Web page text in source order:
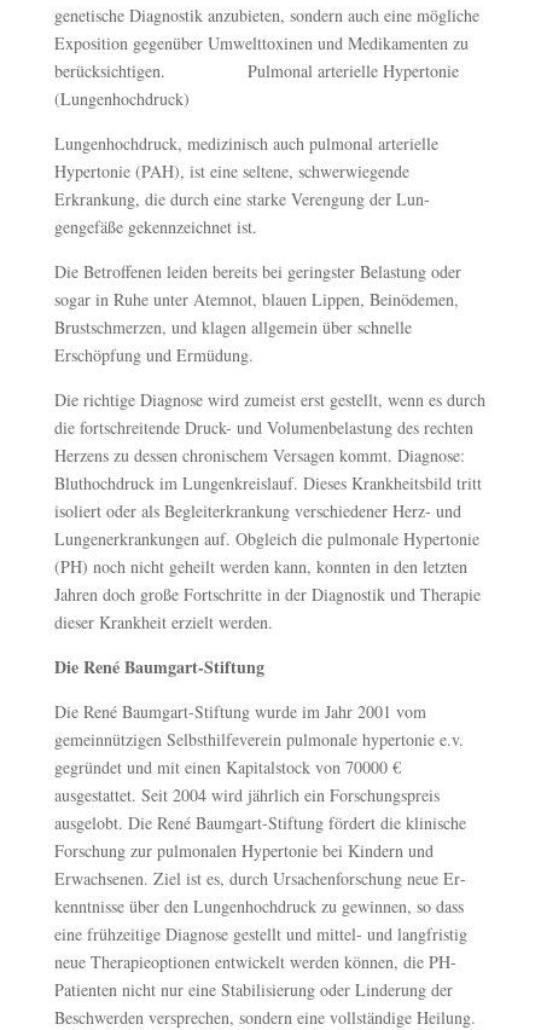
genetische Diagnostik anzubieten, sondern auch eine mögliche
Exposition gegenüber Umwelttoxinen und Medikamenten zu
berücksichtigen. Pulmonal arterielle Hypertonie
(Lungenhochdruck)
Lungenhochdruck, medizinisch auch pulmonal arterielle
Hypertonie (PAH), ist eine seltene, schwerwiegende
Erkrankung, die durch eine starke Verengung der Lun­
gengefäße gekennzeichnet ist.
Die Betroffenen leiden bereits bei geringster Belastung oder
sogar in Ruhe unter Atemnot, blauen Lippen, Beinödemen,
Brustschmerzen, und klagen allgemein über schnelle
Erschöpfung und Ermüdung.
Die richtige Diagnose wird zumeist erst gestellt, wenn es durch
die fortschreitende Druck- und Volumenbelastung des rechten
Herzens zu dessen chronischem Versagen kommt. Diagnose:
Bluthochdruck im Lungenkreislauf. Dieses Krankheitsbild tritt
isoliert oder als Begleiterkrankung verschiedener Herz- und
Lungenerkrankungen auf. Obgleich die pulmonale Hypertonie
(PH) noch nicht geheilt werden kann, konnten in den letzten
Jahren doch große Fortschritte in der Diagnostik und Therapie
dieser Krankheit erzielt werden.
Die René Baumgart-Stiftung
Die René Baumgart-Stiftung wurde im Jahr 2001 vom
gemeinnützigen Selbsthilfeverein pulmonale hypertonie e.v.
gegründet und mit einen Kapitalstock von 70000 €
ausgestattet. Seit 2004 wird jährlich ein Forschungspreis
ausgelobt. Die René Baumgart-Stiftung fördert die klinische
Forschung zur pulmonalen Hypertonie bei Kin­dern und
Erwachsenen. Ziel ist es, durch Ursachenforschung neue Er­
kenntnisse über den Lungenhochdruck zu gewinnen, so dass
eine früh­zeitige Diagnose gestellt und mittel- und langfristig
neue Therapieoptio­nen entwickelt werden können, die PH-
Patienten nicht nur eine Stabili­sierung oder Linderung der
Beschwerden ver­sprechen, sondern eine vollständige Heilung.